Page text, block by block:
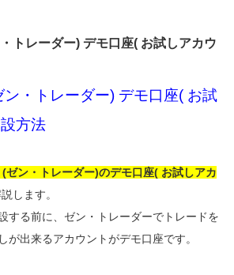
トレーダー) デモ口座( お試しアカウ
・トレーダー) デモ口座( お試
方法
ゼン・トレーダー)のデモ口座( お試しアカ
します。
する前に、ゼン・トレーダーでトレードを
が出来るアカウントがデモ口座です。